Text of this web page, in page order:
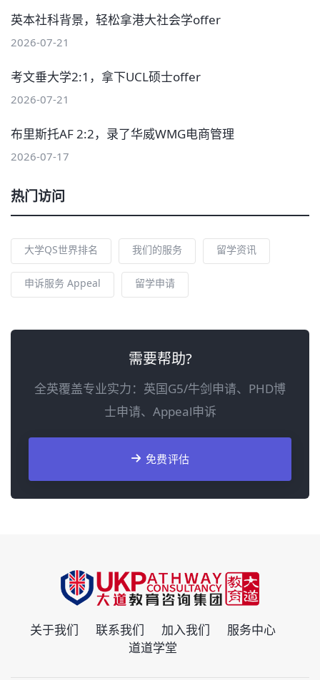
英本社科背景，轻松拿港大社会学offer
2026-07-21
考文垂大学2:1，拿下UCL硕士offer
2026-07-21
布里斯托AF 2:2，录了华威WMG电商管理
2026-07-17
热门访问
大学QS世界排名 我们的服务 留学资讯
申诉服务 Appeal 留学申请
需要帮助?
全英覆盖专业实力：英国G5/牛剑申请、PHD博
士申请、Appeal申诉
免费评估
关于我们 联系我们 加入我们
服务中心
道道学堂